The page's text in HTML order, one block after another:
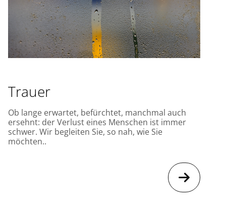
Trauer
Ob lange erwartet, befürchtet, manchmal auch
ersehnt: der Verlust eines Menschen ist immer
schwer. Wir begleiten Sie, so nah, wie Sie
möchten..